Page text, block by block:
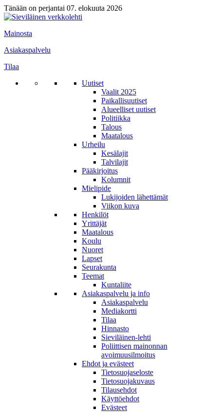
Tänään on perjantai 07. elokuuta 2026
Mainosta
Asiakaspalvelu
Tilaa
Uutiset
Vaalit 2025
Paikallisuutiset
Alueelliset uutiset
Politiikka
Talous
Maatalous
Urheilu
Kesälajit
Talvilajit
Pääkirjoitus
Kolumnit
Mielipide
Lukijoiden lähettämät
Viikon kuva
Henkilöt
Yrittäjät
Maatalous
Koulu
Nuoret
Lapset
Seurakunta
Teemat
Kuntaliite
Asiakaspalvelu ja info
Asiakaspalvelu
Mediakortti
Tilaa
Hinnasto
Sieviläinen-lehti
Poliittisen mainonnan
avoimuusilmoitus
Ehdot ja evästeet
Tietosuojaseloste
Tietosuojakuvaus
Tilausehdot
Käyttöehdot
Evästeet